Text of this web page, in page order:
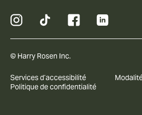
© Harry Rosen Inc.
Services d’accessibilité
Politique de confidentialité